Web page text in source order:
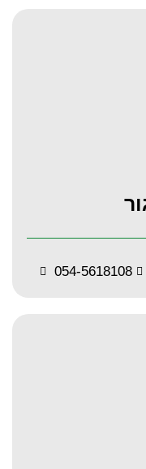
054-5618108